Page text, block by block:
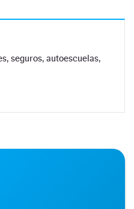
seguros, autoescuelas,